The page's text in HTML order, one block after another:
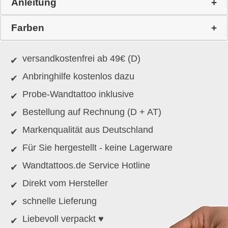
Anleitung
Farben
versandkostenfrei ab 49€ (D)
Anbringhilfe kostenlos dazu
Probe-Wandtattoo inklusive
Bestellung auf Rechnung (D + AT)
Markenqualität aus Deutschland
Für Sie hergestellt - keine Lagerware
Wandtattoos.de Service Hotline
Direkt vom Hersteller
schnelle Lieferung
Liebevoll verpackt ♥